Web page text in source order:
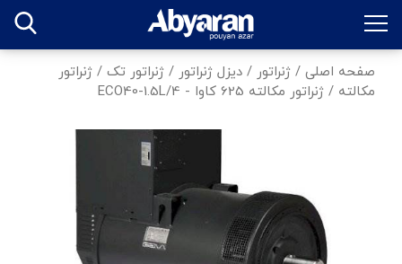
صفحه اصلی / ژنراتور / دیزل ژنراتور / ژنراتور تک / ژنراتور
مکالته / ژنراتور مکالته 625 کاوا - ECO40-1.5L/4